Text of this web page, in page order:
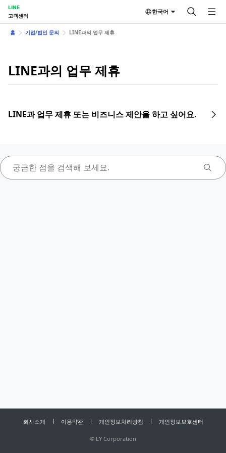
LINE
고객센터
한국어
홈 기업/법인 문의 LINE과의 업무 제휴
LINE과의 업무 제휴
LINE과 업무 제휴 또는 비즈니스 제안을 하고 싶어요.
회사소개 이용약관 개인정보처리방침 개인정보보호센터
© LY Corporation